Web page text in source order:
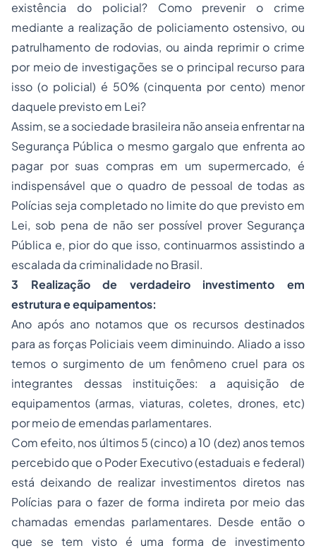
existência do policial? Como prevenir o crime
mediante a realização de policiamento ostensivo, ou
patrulhamento de rodovias, ou ainda reprimir o crime
por meio de investigações se o principal recurso para
isso (o policial) é 50% (cinquenta por cento) menor
daquele previsto em Lei?
Assim, se a sociedade brasileira não anseia enfrentar na
Segurança Pública o mesmo gargalo que enfrenta ao
pagar por suas compras em um supermercado, é
indispensável que o quadro de pessoal de todas as
Polícias seja completado no limite do que previsto em
Lei, sob pena de não ser possível prover Segurança
Pública e, pior do que isso, continuarmos assistindo a
escalada da criminalidade no Brasil.
3 Realização de verdadeiro investimento em
estrutura e equipamentos:
Ano após ano notamos que os recursos destinados
para as forças Policiais veem diminuindo. Aliado a isso
temos o surgimento de um fenômeno cruel para os
integrantes dessas instituições: a aquisição de
equipamentos (armas, viaturas, coletes, drones, etc)
por meio de emendas parlamentares.
Com efeito, nos últimos 5 (cinco) a 10 (dez) anos temos
percebido que o Poder Executivo (estaduais e federal)
está deixando de realizar investimentos diretos nas
Polícias para o fazer de forma indireta por meio das
chamadas emendas parlamentares. Desde então o
que se tem visto é uma forma de investimento